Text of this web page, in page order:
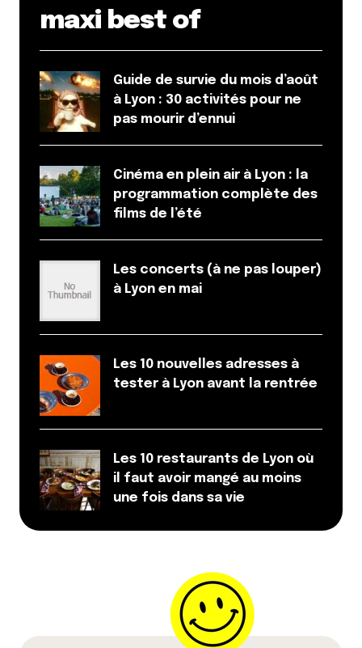
maxi best of
Guide de survie du mois d’août
à Lyon : 30 activités pour ne
pas mourir d’ennui
Cinéma en plein air à Lyon : la
programmation complète des
films de l’été
Les concerts (à ne pas louper)
à Lyon en mai
Les 10 nouvelles adresses à
tester à Lyon avant la rentrée
Les 10 restaurants de Lyon où
il faut avoir mangé au moins
une fois dans sa vie